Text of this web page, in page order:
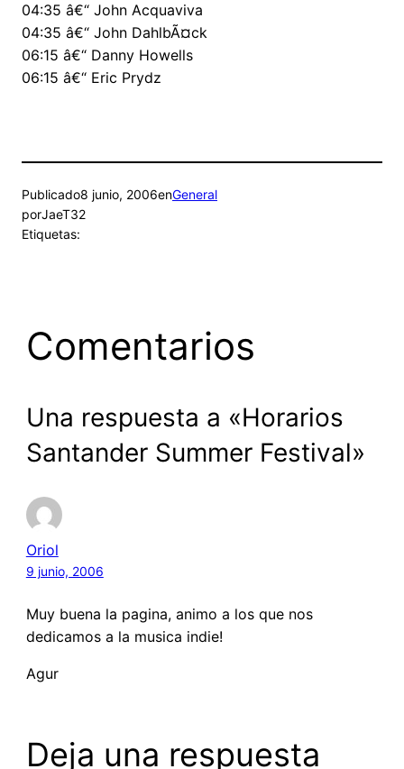
04:35 â€“ John Acquaviva
04:35 â€“ John DahlbÃ¤ck
06:15 â€“ Danny Howells
06:15 â€“ Eric Prydz
Publicado8 junio, 2006enGeneral
porJaeT32
Etiquetas:
Comentarios
Una respuesta a «Horarios
Santander Summer Festival»
Oriol
9 junio, 2006
Muy buena la pagina, animo a los que nos
dedicamos a la musica indie!
Agur
Deja una respuesta